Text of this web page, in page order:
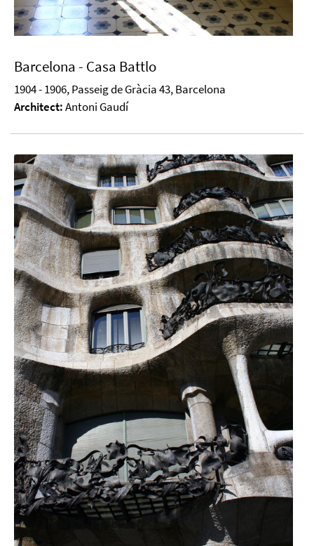
Barcelona - Casa Battlo
1904 - 1906, Passeig de Gràcia 43, Barcelona
Architect:Antoni Gaudí